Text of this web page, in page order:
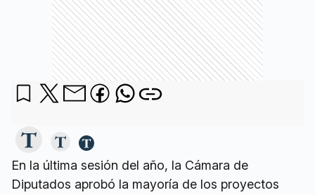
En la última sesión del año, la Cámara de
Diputados aprobó la mayoría de los proyectos